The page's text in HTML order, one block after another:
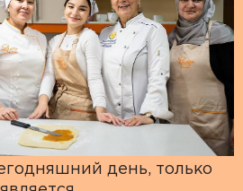
день, только